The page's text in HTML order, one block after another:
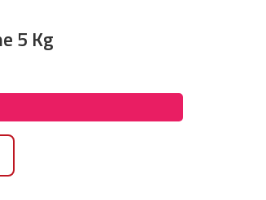
5 Kg